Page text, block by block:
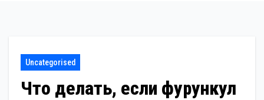
Uncategorised
Что делать, если фурункул